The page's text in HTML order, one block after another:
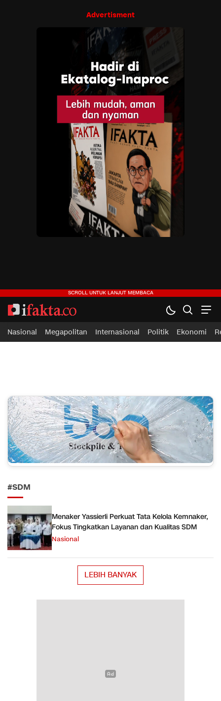
Advertisment
ifakta.co
#pastibenar
Nasional Megapolitan Internasional Politik Ekonomi
#SDM
Menaker Yassierli Perkuat Tata Kelola Kemnaker,
Fokus Tingkatkan Layanan dan Kualitas SDM
Nasional
LEBIH BANYAK